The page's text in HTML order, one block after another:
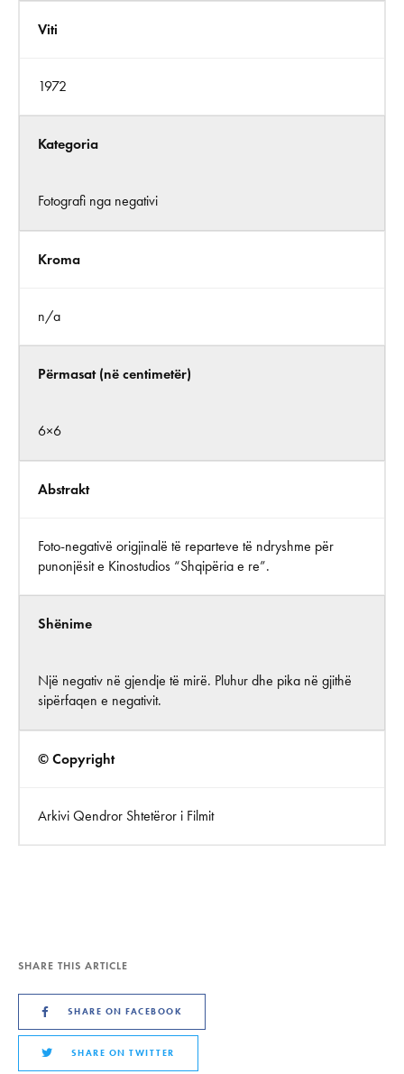
Viti
1972
Kategoria
Fotografi nga negativi
Kroma
n/a
Përmasat (në centimetër)
6×6
Abstrakt
Foto-negativë origjinalë të reparteve të ndryshme për
punonjësit e Kinostudios “Shqipëria e re”.
Shënime
Një negativ në gjendje të mirë. Pluhur dhe pika në gjithë
sipërfaqen e negativit.
© Copyright
Arkivi Qendror Shtetëror i Filmit
SHARE THIS ARTICLE
SHARE ON FACEBOOK
SHARE ON TWITTER